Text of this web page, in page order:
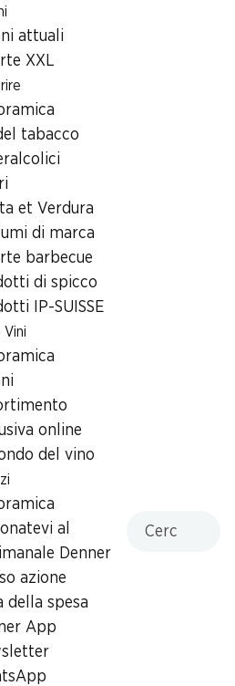
attuali
XXL
tabacco
et Verdura
di marca
barbecue
di spicco
IP-SUISSE
Vini
online
del vino
al
Denner
azione
della spesa
App
320, 8055 Zürich
Wiediker Märt
320, 8055 Zürich
08:00 - 20:00
con Post-Card / M-